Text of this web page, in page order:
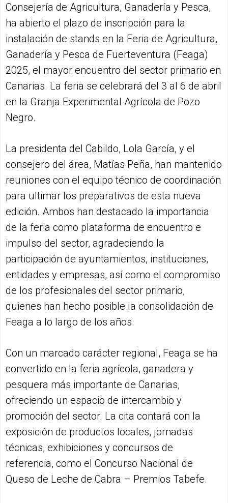
Consejería de Agricultura, Ganadería y Pesca,
ha abierto el plazo de inscripción para la
instalación de stands en la Feria de Agricultura,
Ganadería y Pesca de Fuerteventura (Feaga)
2025, el mayor encuentro del sector primario en
Canarias. La feria se celebrará del 3 al 6 de abril
en la Granja Experimental Agrícola de Pozo
Negro.
La presidenta del Cabildo, Lola García, y el
consejero del área, Matías Peña, han mantenido
reuniones con el equipo técnico de coordinación
para ultimar los preparativos de esta nueva
edición. Ambos han destacado la importancia
de la feria como plataforma de encuentro e
impulso del sector, agradeciendo la
participación de ayuntamientos, instituciones,
entidades y empresas, así como el compromiso
de los profesionales del sector primario,
quienes han hecho posible la consolidación de
Feaga a lo largo de los años.
Con un marcado carácter regional, Feaga se ha
convertido en la feria agrícola, ganadera y
pesquera más importante de Canarias,
ofreciendo un espacio de intercambio y
promoción del sector. La cita contará con la
exposición de productos locales, jornadas
técnicas, exhibiciones y concursos de
referencia, como el Concurso Nacional de
Queso de Leche de Cabra – Premios Tabefe.